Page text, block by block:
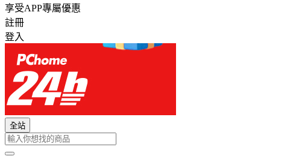
享受APP專屬優惠
註冊
登入
全站